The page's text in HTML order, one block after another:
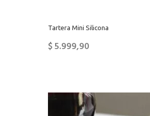
Tartera Mini Silicona
$5.999,90